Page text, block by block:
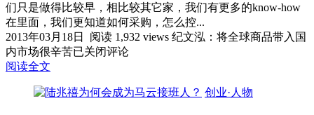
们只是做得比较早，相比较其它家，我们有更多的know-how
在里面，我们更知道如何采购，怎么控...
2013年03月18日
阅读 1,932 views 纪文泓：将全球商品带入国
内市场很辛苦已关闭评论
阅读全文
创业·人物